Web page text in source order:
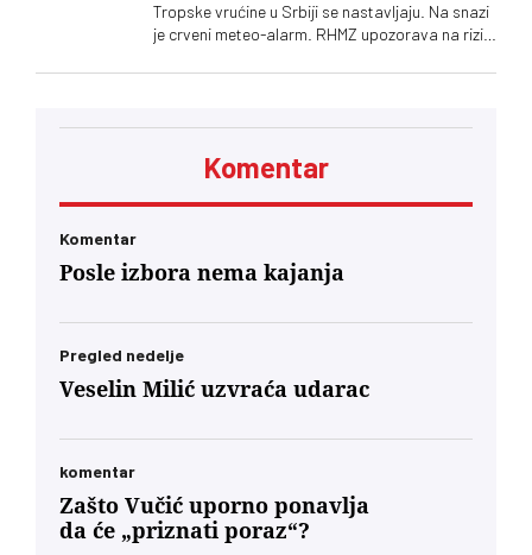
Tropske vrućine u Srbiji se nastavljaju. Na snazi
je crveni meteo-alarm. RHMZ upozorava na rizik
Komentar
Komentar
Posle izbora nema kajanja
Pregled nedelje
Veselin Milić uzvraća udarac
komentar
Zašto Vučić uporno ponavlja
da će „priznati poraz“?